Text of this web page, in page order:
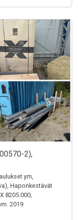
2),
ym,
Haponkestävät
8205.000,
2019